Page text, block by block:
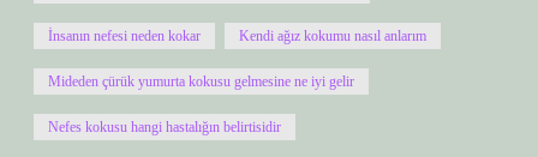
İnsanın nefesi neden kokar Kendi ağız kokumu nasıl anlarım
Mideden çürük yumurta kokusu gelmesine ne iyi gelir
Nefes kokusu hangi hastalığın belirtisidir